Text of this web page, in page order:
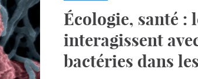
Écologie, santé :
interagissent
bactéries dans